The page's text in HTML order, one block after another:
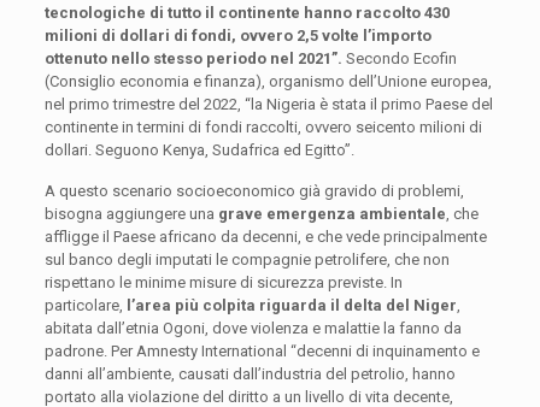
tecnologiche di tutto il continente hanno raccolto 430
milioni di dollari di fondi, ovvero 2,5 volte l’importo
ottenuto nello stesso periodo nel 2021”. Secondo Ecofin
(Consiglio economia e finanza), organismo dell’Unione europea,
nel primo trimestre del 2022, “la Nigeria è stata il primo Paese del
continente in termini di fondi raccolti, ovvero seicento milioni di
dollari. Seguono Kenya, Sudafrica ed Egitto”.
A questo scenario socioeconomico già gravido di problemi,
bisogna aggiungere una grave emergenza ambientale , che
affligge il Paese africano da decenni, e che vede principalmente
sul banco degli imputati le compagnie petrolifere, che non
rispettano le minime misure di sicurezza previste. In
particolare,
l’area più colpita riguarda il delta del Niger
abitata dall’etnia Ogoni, dove violenza e malattie la fanno da
padrone. Per Amnesty International “decenni di inquinamento e
danni all’ambiente, causati dall’industria del petrolio, hanno
portato alla violazione del diritto a un livello di vita decente,